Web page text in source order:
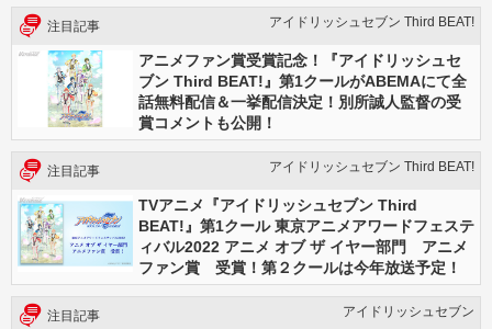
注目記事 アイドリッシュセブン Third BEAT!
アニメファン賞受賞記念！『アイドリッシュセ
ブン Third BEAT!』第1クールがABEMAにて全
話無料配信＆一挙配信決定！別所誠人監督の受
賞コメントも公開！
注目記事 アイドリッシュセブン Third BEAT!
TVアニメ『アイドリッシュセブン Third
BEAT!』第1クール 東京アニメアワードフェステ
ィバル2022 アニメ オブ ザ イヤー部門 アニメ
ファン賞 受賞！第２クールは今年放送予定！
注目記事 アイドリッシュセブン